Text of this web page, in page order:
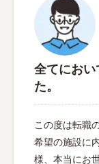
全てにおい
た。
この度は転職
希望の施設に
様、本当にお